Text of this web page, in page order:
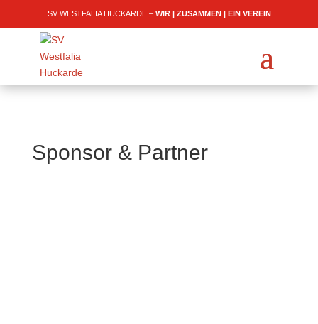
SV WESTFALIA HUCKARDE – WIR | ZUSAMMEN | EIN VEREIN
Sponsor & Partner